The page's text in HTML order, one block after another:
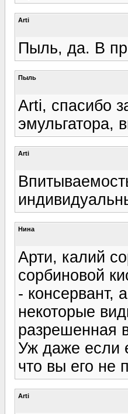
Arti
Пыль, да. В
Пыль
Arti, спасибо
эмульгатора,
Arti
Нина
Арти, калий
сорбиновой
- консервант,
некоторые
разрешенная
Уж даже если
что вы его не
Arti